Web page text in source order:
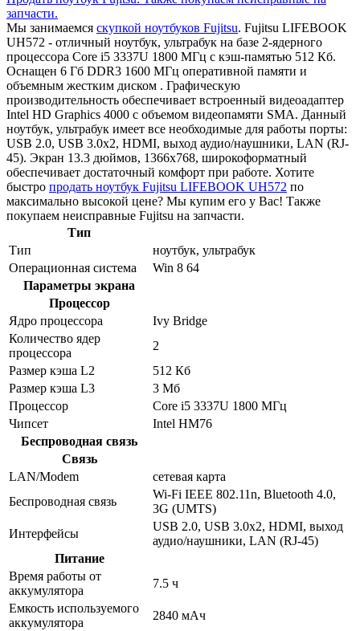
Мы занимаемся скупкой ноутбуков Fujitsu. Fujitsu LIFEBOOK
UH572 - отличный ноутбук, ультрабук на базе 2-ядерного
процессора Core i5 3337U 1800 МГц с кэш-памятью 512 Кб.
Оснащен 6 Гб DDR3 1600 МГц оперативной памяти и
объемным жестким диском . Графическую
производительность обеспечивает встроенный видеоадаптер
Intel HD Graphics 4000 с объемом видеопамяти SMA. Данный
ноутбук, ультрабук имеет все необходимые для работы порты:
USB 2.0, USB 3.0x2, HDMI, выход аудио/наушники, LAN (RJ-
45). Экран 13.3 дюймов, 1366x768, широкоформатный
обеспечивает достаточный комфорт при работе. Хотите
быстро продать ноутбук Fujitsu LIFEBOOK UH572 по
максимально высокой цене? Мы купим его у Вас! Также
покупаем неисправные Fujitsu на запчасти.
Тип
Тип
ноутбук, ультрабук
Операционная система
Win 8 64
Параметры экрана
Процессор
Ядро процессора
Ivy Bridge
Количество ядер
процессора
2
Размер кэша L2
512 Кб
Размер кэша L3
3 Мб
Процессор
Core i5 3337U 1800 МГц
Чипсет
Intel HM76
Беспроводная связь
Связь
LAN/Modem
сетевая карта
Беспроводная связь
Wi-Fi IEEE 802.11n, Bluetooth 4.0,
3G (UMTS)
Интерфейсы
USB 2.0, USB 3.0x2, HDMI, выход
аудио/наушники, LAN (RJ-45)
Питание
Время работы от
аккумулятора
7.5 ч
Емкость используемого
аккумулятора
2840 мАч